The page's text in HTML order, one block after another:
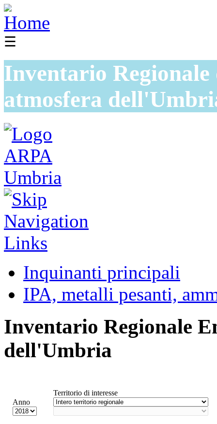
☰
Inventario
atmosfera
Inquinanti principali
IPA, metalli pesanti,
Inventario Regionale
dell'Umbria
Anno
Territorio di interesse